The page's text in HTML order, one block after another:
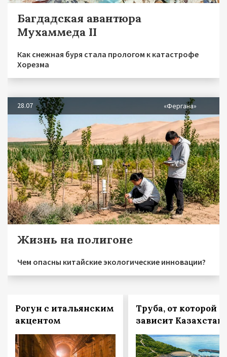
Багдадская авантюра
Мухаммеда II
Как снежная буря стала прологом к катастрофе
Хорезма
28.07 «Фергана»
Жизнь на полигоне
Чем опасны китайские экологические инновации?
Рогун с итальянским
акцентом
Труба, от которой
зависит Казахстан